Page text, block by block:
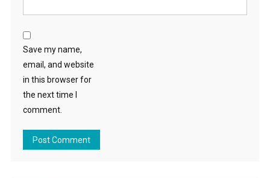
Save my name,
email, and website
in this browser for
the next time I
comment.